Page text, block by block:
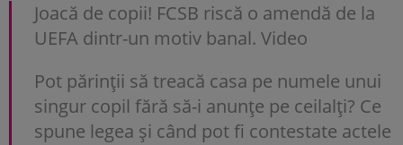
Joacă de copii! FCSB riscă o amendă de la
UEFA dintr-un motiv banal. Video
Pot părinții să treacă casa pe numele unui
singur copil fără să-i anunțe pe ceilalți? Ce
spune legea și când pot fi contestate actele